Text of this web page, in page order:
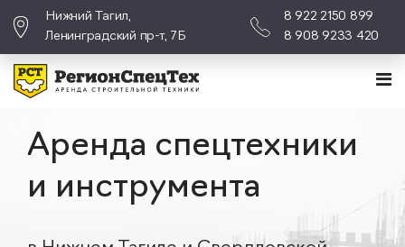
Нижний Тагил,
Ленинградский пр-т, 7Б
8 922 2150 899
8 908 9233 420
Аренда спецтехники
и инструмента